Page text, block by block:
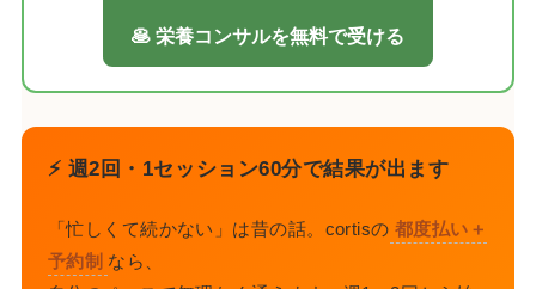
🥞 栄養コンサルを無料で受ける
⚡ 週2回・1セッション60分で結果が出ます
「忙しくて続かない」は昔の話。cortisの 都度払い＋
予約制 なら、